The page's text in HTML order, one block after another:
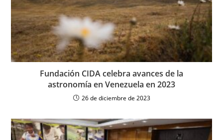
Fundación CIDA celebra avances de la
astronomía en Venezuela en 2023
26 de diciembre de 2023